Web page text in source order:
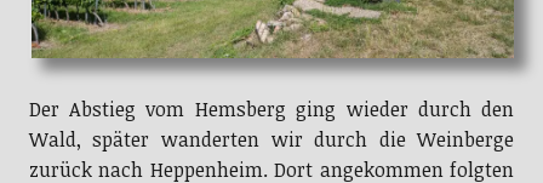
Der Abstieg vom Hemsberg ging wieder durch den
Wald, später wanderten wir durch die Weinberge
zurück nach Heppenheim. Dort angekommen folgten
wir dem Trackvorschlag des Wanderführers der uns